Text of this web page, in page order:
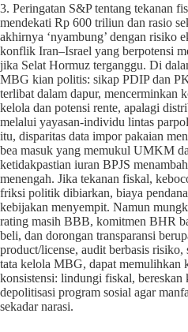
3. Peringatan S&P tentang tekanan
mendekati Rp 600 triliun dan rasio
akhirnya ‘nyambung’ dengan risiko
konflik Iran–Israel yang berpotensi
jika Selat Hormuz terganggu. Di
MBG kian politis: sikap PDIP dan
terlibat dalam dapur, mencerminkan
kelola dan potensi rente, apalagi
melalui yayasan-individu lintas
itu, disparitas data impor pakaian
bea masuk yang memukul UMKM
ketidakpastian iuran BPJS
menengah. Jika tekanan fiskal,
friksi politik dibiarkan, biaya
kebijakan menyempit. Namun
rating masih BBB, komitmen BHR
beli, dan dorongan transparansi
product/license, audit berbasis risiko,
tata kelola MBG, dapat memulihkan
konsistensi: lindungi fiskal, bereskan
depolitisasi program sosial agar
sekadar narasi.